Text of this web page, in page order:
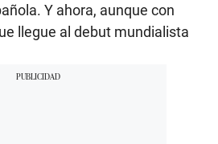
Y ahora, aunque con
llegue al debut mundialista